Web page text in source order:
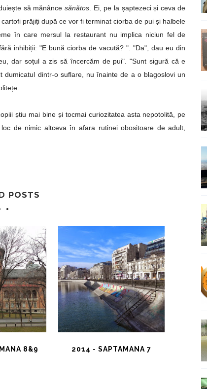
să mănâncesănătos . Ei, pe la șaptezeci și ceva de
prăjiți după ce vor fi terminat ciorba de pui și halbele
în care mersul la restaurant nu implica niciun fel de
inhibiții: "E bună ciorba de vacută? ". "Da", dau eu din
dar soțul a zis să încercăm de pui"."Sunt sigură că e
dintr-o suflare, nu înainte de a o blagoslovi un
știu mai bine și tocmai curiozitatea asta nepotolită, pe
de nimic altceva în afara rutinei obositoare de adult,
POSTS
8&9 2014 - SAPTAMANA 7